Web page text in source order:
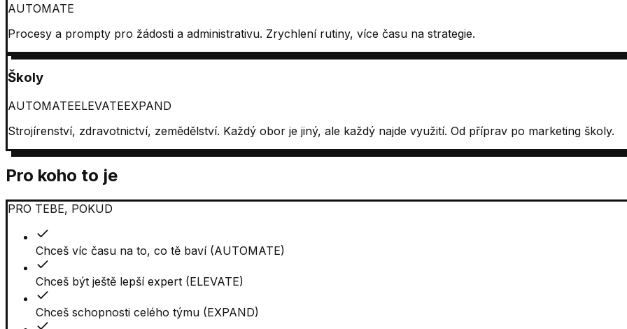
AUTOMATE
Procesy a prompty pro žádosti a administrativu. Zrychlení rutiny, více času na strategie.
Školy
AUTOMATEELEVATEEXPAND
Strojírenství, zdravotnictví, zemědělství. Každý obor je jiný, ale každý najde využití. Od příprav po marketing školy.
Pro koho to je
PRO TEBE, POKUD
Chceš víc času na to, co tě baví (AUTOMATE)
Chceš být ještě lepší expert (ELEVATE)
Chceš schopnosti celého týmu (EXPAND)